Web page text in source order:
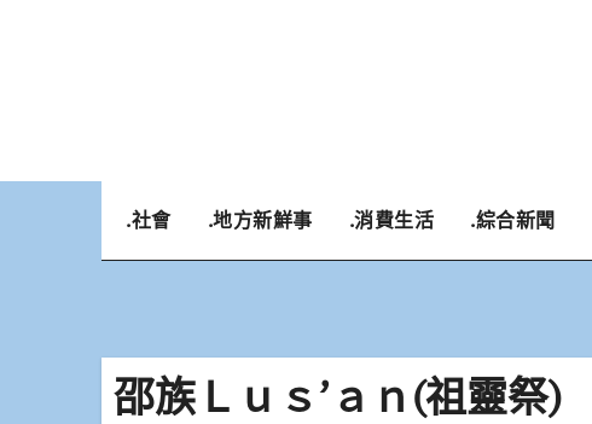
.社會 .地方新鮮事 .消費生活 .綜合新聞
邵族Ｌｕｓ’ａｎ(祖靈祭)